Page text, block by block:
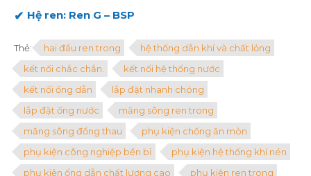
Hệ ren: Ren G – BSP
Thẻ: hai đầu ren trong
hệ thống dẫn khí và chất lỏng
kết nối chắc chắn.
kết nối hệ thống nước
kết nối ống dẫn
lắp đặt nhanh chóng
lắp đặt ống nước
măng sông ren trong
măng sông đồng thau
phụ kiện chống ăn mòn
phụ kiện công nghiệp bền bỉ
phụ kiện hệ thống khí nén
phụ kiện ống dẫn chất lượng cao
phụ kiện ren trong